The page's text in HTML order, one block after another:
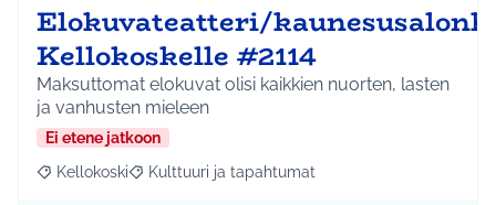
Elokuvateatteri/
Kellokoskelle #2114
Maksuttomat elokuvat olisi kaikkien nuorten, lasten
ja vanhusten mieleen
Ei etene jatkoon
Rajaa tulokset aihepiirin mukaan: Kellokoski
Kellokoski Rajaa tulokset teeman mukaan: Kulttuuri ja
Kulttuuri ja tapahtumat